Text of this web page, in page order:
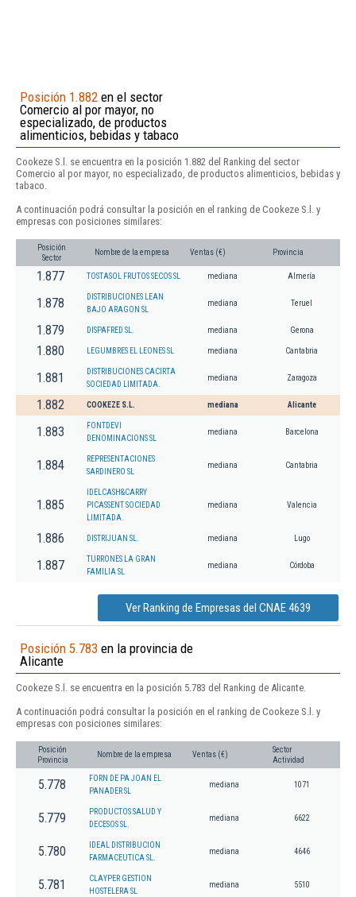
Posición 1.882 en el sector
Comercio al por mayor, no
especializado, de productos
alimenticios, bebidas y tabaco
Cookeze S.l. se encuentra en la posición 1.882 del Ranking del sector
Comercio al por mayor, no especializado, de productos alimenticios, bebidas y
tabaco.
A continuación podrá consultar la posición en el ranking de Cookeze S.l. y
empresas con posiciones similares:
Posición
Sector
Nombre de la empresa Ventas (€) Provincia
1.877 TOSTASOL FRUTOS SECOS SL mediana Almería
1.878
DISTRIBUCIONES LEAN
BAJO ARAGON SL
mediana Teruel
1.879 DISPAFRED SL. mediana Gerona
1.880 LEGUMBRES EL LEONES SL mediana Cantabria
1.881
DISTRIBUCIONES CACIRTA
SOCIEDAD LIMITADA.
mediana Zaragoza
1.882 COOKEZE S.L. mediana Alicante
1.883
FONTDEVI
DENOMINACIONS SL
mediana Barcelona
1.884
REPRESENTACIONES
SARDINERO SL
mediana Cantabria
1.885
IDELCASH&CARRY
PICASSENT SOCIEDAD
LIMITADA.
mediana Valencia
1.886 DISTRIJUAN SL. mediana Lugo
1.887
TURRONES LA GRAN
FAMILIA SL
mediana Córdoba
Ver Ranking de Empresas del CNAE 4639
Posición 5.783 en la provincia de
Alicante
Cookeze S.l. se encuentra en la posición 5.783 del Ranking de Alicante.
A continuación podrá consultar la posición en el ranking de Cookeze S.l. y
empresas con posiciones similares:
Posición
Provincia
Nombre de la empresa Ventas (€)
Sector
Actividad
5.778
FORN DE PA JOAN EL
PANADER SL
mediana 1071
5.779
PRODUCTOS SALUD Y
DECESOS SL.
mediana 6622
5.780
IDEAL DISTRIBUCION
FARMACEUTICA SL.
mediana 4646
5.781
CLAYPER GESTION
HOSTELERA SL
mediana 5510